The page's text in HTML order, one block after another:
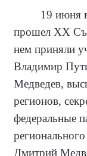
19 июня в
прошел ХХ
нем приняли
Владимир
Медведев,
регионов,
федеральные
Дмитрий